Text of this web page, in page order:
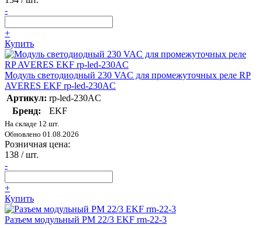
-
+
Купить
Модуль светодиодный 230 VAC для промежуточных реле RP
AVERES EKF rp-led-230AC
Артикул: rp-led-230AC
Бренд:
EKF
На складе 12 шт.
Обновлено 01.08.2026
Розничная цена:
138 / шт.
-
+
Купить
Разъем модульный РМ 22/3 EKF rm-22-3